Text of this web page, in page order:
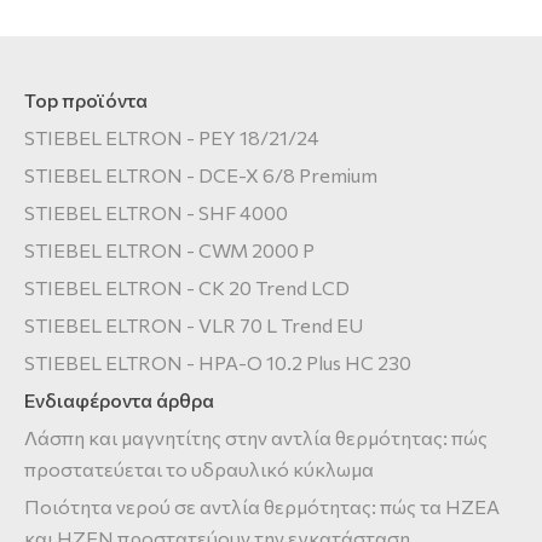
Top προϊόντα
STIEBEL ELTRON - PEY 18/21/24
STIEBEL ELTRON - DCE-X 6/8 Premium
STIEBEL ELTRON - SHF 4000
STIEBEL ELTRON - CWM 2000 P
STIEBEL ELTRON - CK 20 Trend LCD
STIEBEL ELTRON - VLR 70 L Trend EU
STIEBEL ELTRON - HPA-O 10.2 Plus HC 230
Ενδιαφέροντα άρθρα
Λάσπη και μαγνητίτης στην αντλία θερμότητας: πώς
προστατεύεται το υδραυλικό κύκλωμα
Ποιότητα νερού σε αντλία θερμότητας: πώς τα HZEA